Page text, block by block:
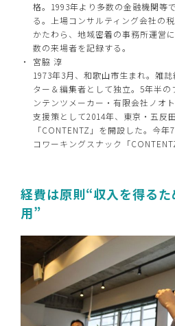
格。1993年より多数の金融機関等
る。上場コンサルティング会社の
かたわら、地域密着の事務所運営
数の来場者を記録する。
宮脇 淳
1973年3月、和歌山市生まれ。雑
ター＆編集者として独立。5年半
ンテンツメーカー・有限会社ノオ
支援策として2014年、東京・五反
「CONTENTZ」を開設した。今
コワーキングスナック「
経費は原則“収入を得る
用”